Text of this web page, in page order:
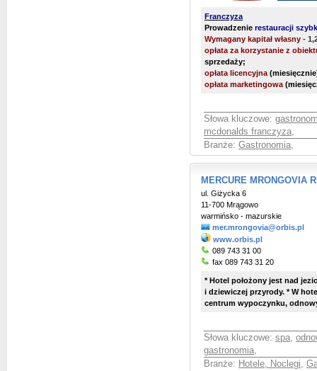
Franczyza
Prowadzenie restauracji
Wymagany kapitał własny -
opłata za korzystanie z
sprzedaży;
opłata licencyjna
opłata marketingowa
Słowa kluczowe:
mcdonalds franczyza,
Branże: Gastronomia,
MERCURE MRONGOVIA
ul. Giżycka 6
11-700 Mrągowo
warmińsko - mazurskie
mer.mrongovia@orbis.pl
www.orbis.pl
089 743 31 00
fax 089 743 31 20
* Hotel położony jest nad
i dziewiczej przyrody. * W
centrum wypoczynku,
Słowa kluczowe: spa,
gastronomia,
Branże: Hotele, Noclegi,